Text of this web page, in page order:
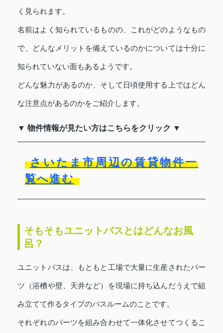
く見られます。
名前はよく知られているものの、これがどのようなもの
で、どんなメリットを備えているのかについては十分に
知られていない面もあるようです。
どんな魅力があるのか、そして日頃使用する上ではどん
な注意点があるのかをご紹介します。
▼ 物件情報が見たい方はこちらをクリック ▼
さいたま市周辺の賃貸物件一
覧へ進む
そもそもユニットバスとはどんなお風
呂？
ユニットバスは、もともと工場で大量に生産されたパー
ツ（浴槽や壁、天井など）を現場に持ち込んだうえで組
み立てて作るタイプのバスルームのことです。
それぞれのパーツを組み合わせて一体化させてつくるこ